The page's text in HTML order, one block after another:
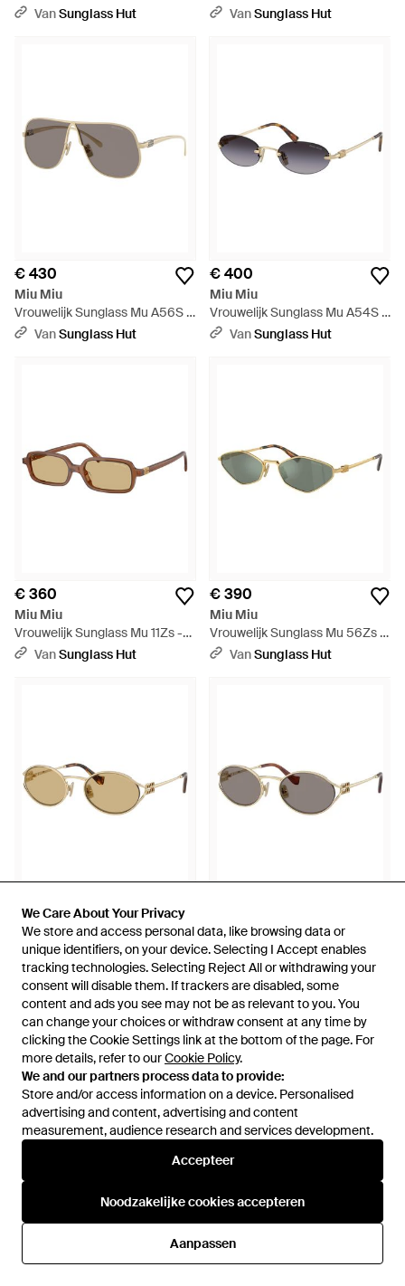
We Care About Your Privacy
We store and access personal data, like browsing data or
unique identifiers, on your device. Selecting I Accept enables
tracking technologies. Selecting Reject All or withdrawing your
consent will disable them. If trackers are disabled, some
content and ads you see may not be as relevant to you. You
can change your choices or withdraw consent at any time by
clicking the Cookie Settings link at the bottom of the page. For
more details, refer to ourCookie Policy.
We and our partners process data to provide:
Store and/or access information on a device. Personalised
advertising and content, advertising and content
measurement, audience research and services development.
Accepteer
Noodzakelijke cookies accepteren
Aanpassen
We Care About Your Privacy
We store and access personal data, like browsing data or
unique identifiers, on your device. Selecting I Accept enables
tracking technologies. Selecting Reject All or withdrawing your
consent will disable them. If trackers are disabled, some
content and ads you see may not be as relevant to you. You
can change your choices or withdraw consent at any time by
clicking the Cookie Settings link at the bottom of the page. For
more details, refer to ourCookie Policy.
We and our partners process data to provide:
Store and/or access information on a device. Personalised
advertising and content, advertising and content
measurement, audience research and services development.
Accepteer
Noodzakelijke cookies accepteren
Aanpassen
Zwart
VanSunglass Hut
Zwart
VanSunglass Hut
€ 430
Miu Miu
Vrouwelijk Sunglass Mu A56S -
Zwart
VanSunglass Hut
€ 400
Miu Miu
Vrouwelijk Sunglass Mu A54S -
Zwart
VanSunglass Hut
€ 360
Miu Miu
Vrouwelijk Sunglass Mu 11Zs -
Zwart
VanSunglass Hut
€ 390
Miu Miu
Vrouwelijk Sunglass Mu 56Zs -
Zwart
VanSunglass Hut
€ 390
Miu Miu
Vrouwelijk Sunglass Mu 52Ys -
Zwart
Van Sunglass Hut
Miu Miu
Vrouwelijk Sunglass Mu 52Ys -
Zwart
VanSunglass Hut